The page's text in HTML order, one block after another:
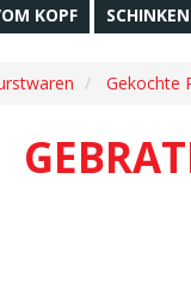
KOPF SCHINKEN
Gekochte